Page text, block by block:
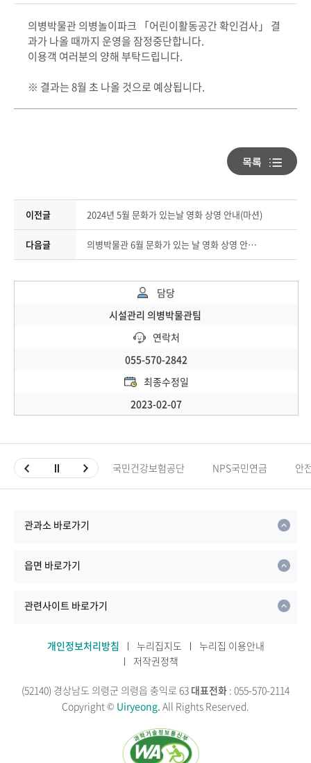
의병박물관 의병놀이파크 「어린이활동공간 확인검사」 결
과가 나올 때까지 운영을 잠정중단합니다.
이용객 여러분의 양해 부탁드립니다.
※ 결과는 8월 초 나올 것으로 예상됩니다.
이전글 2024년 5월 문화가 있는날 영화 상영 안내(마션)
다음글 의병박물관 6월 문화가 있는 날 영화 상영 안내(헌트)
담당
시설관리 의병박물관팀
연락처
055-570-2842
최종수정일
2023-02-07
국민건강보험공단 NPS국민연금 안
관과소 바로가기
읍면 바로가기
관련사이트 바로가기
개인정보처리방침 누리집지도
누리집 이용안내
저작권정책
(52140) 경상남도 의령군 의령읍 충익로 63 대표전화 : 055-570-2114
Copyright © Uiryeong. All Rights Reserved.